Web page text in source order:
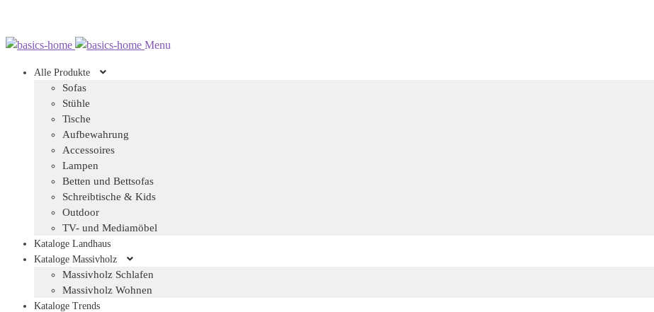
Zur
springen
Zum
springen
Menu
Alle Produkte
Sofas
Stühle
Tische
Aufbewahrung
Accessoires
Lampen
Betten und Bettsofas
Schreibtische & Kids
Outdoor
TV- und Mediamöbel
Kataloge Landhaus
Kataloge Massivholz
Massivholz Schlafen
Massivholz Wohnen
Kataloge Trends